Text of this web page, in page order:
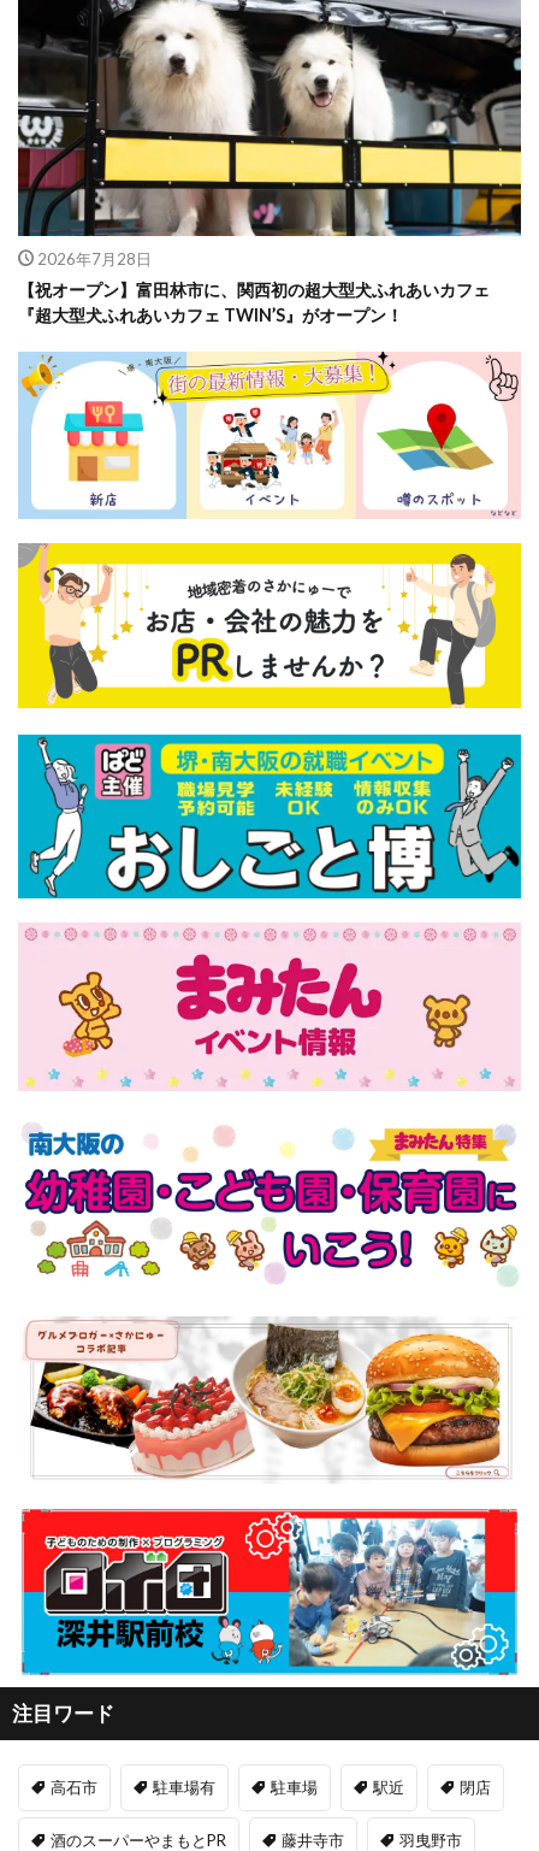
2026年7月28日
【祝オープン】富田林市に、関西初の超大型犬ふれあいカフェ
『超大型犬ふれあいカフェ TWIN’S』がオープン！
注目ワード
高石市 駐車場有 駐車場 駅近 閉店
酒のスーパーやまもとPR 藤井寺市 羽曳野市